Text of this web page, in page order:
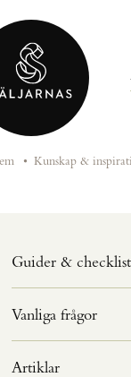
• Kunskap &
Guider &
Vanliga frågor
Artiklar